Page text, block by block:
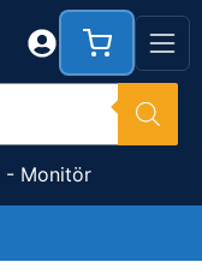
- Monitör